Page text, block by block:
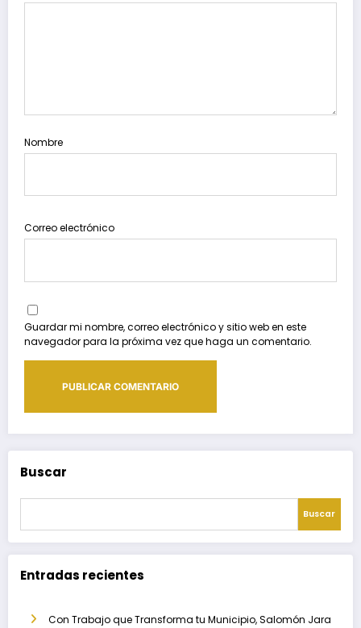
Nombre
Correo electrónico
Guardar mi nombre, correo electrónico y sitio web en este
navegador para la próxima vez que haga un comentario.
Buscar
Buscar
Entradas recientes
Con Trabajo que Transforma tu Municipio, Salomón Jara